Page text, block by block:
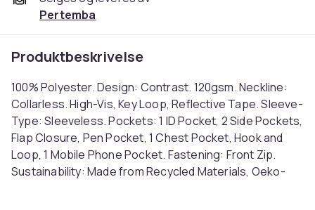
Pertemba
Produktbeskrivelse
100% Polyester. Design: Contrast. 120gsm. Neckline:
Collarless. High-Vis, Key Loop, Reflective Tape. Sleeve-
Type: Sleeveless. Pockets: 1 ID Pocket, 2 Side Pockets,
Flap Closure, Pen Pocket, 1 Chest Pocket, Hook and
Loop, 1 Mobile Phone Pocket. Fastening: Front Zip.
Sustainability: Made from Recycled Materials, Oeko-